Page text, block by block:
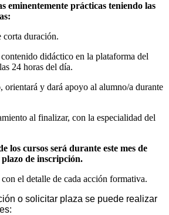
eminentemente prácticas teniendo las
duración.
didáctico en la plataforma del
24 horas del día.
orientará y dará apoyo al alumno/a durante
al finalizar, con la especialidad del
los cursos será durante este mes de
de inscripción.
el detalle de cada acción formativa.
o solicitar plaza se puede realizar